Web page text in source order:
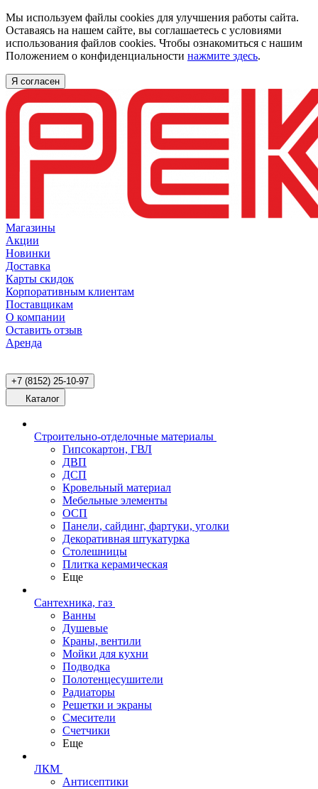
Мы используем файлы cookies для улучшения работы сайта.
Оставаясь на нашем сайте, вы соглашаетесь с условиями
использования файлов cookies. Чтобы ознакомиться с нашим
Положением о конфиденциальности нажмите здесь.
Я согласен
Магазины
Акции
Новинки
Доставка
Карты скидок
Корпоративным клиентам
Поставщикам
О компании
Оставить отзыв
Аренда
+7 (8152) 25-10-97
Каталог
Строительно-отделочные материалы
Гипсокартон, ГВЛ
ДВП
ДСП
Кровельный материал
Мебельные элементы
ОСП
Панели, сайдинг, фартуки, уголки
Декоративная штукатурка
Столешницы
Плитка керамическая
Еще
Сантехника, газ
Ванны
Душевые
Краны, вентили
Мойки для кухни
Подводка
Полотенцесушители
Радиаторы
Решетки и экраны
Смесители
Счетчики
Еще
ЛКМ
Антисептики